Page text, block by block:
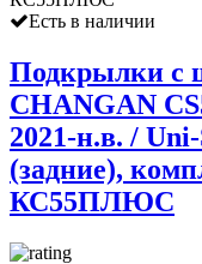
Есть в наличии
Подкрылки с
CHANGAN
2021-н.в. /
(задние),
КС55ПЛЮС